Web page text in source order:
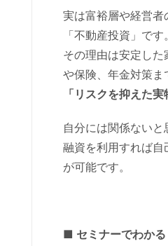
実は富裕層や経営
「不動産投資」です。
その理由は安定し
や保険、年金対策ま
「リスクを抑えた
自分には関係ないと
融資を利用すれば自
が可能です。
■ セミナーでわかる